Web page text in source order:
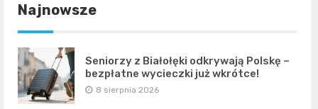
Najnowsze
Seniorzy z Białołęki odkrywają Polskę –
bezpłatne wycieczki już wkrótce!
8 sierpnia 2026